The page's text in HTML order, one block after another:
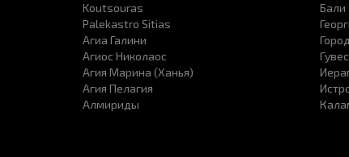
Koutsouras
Palekastro Sitias
Агиа Галини
Агиос Николаос
Агия Марина (Ханья)
Агия Пелагия
Алмириды
Бали
Гувес